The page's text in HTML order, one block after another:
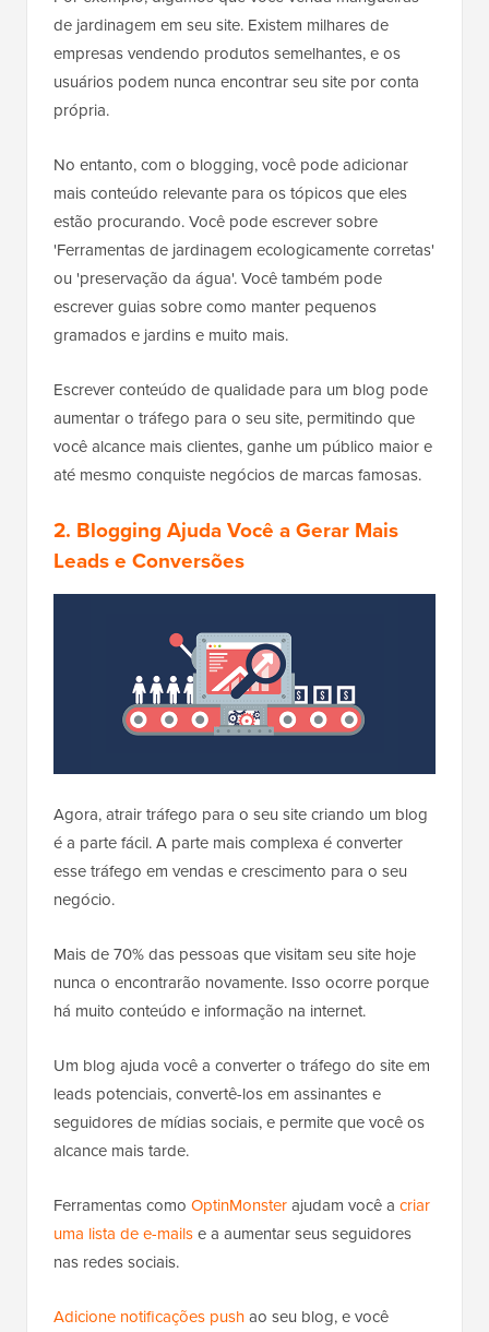
de jardinagem em seu site. Existem milhares de
empresas vendendo produtos semelhantes, e os
usuários podem nunca encontrar seu site por conta
própria.
No entanto, com o blogging, você pode adicionar
mais conteúdo relevante para os tópicos que eles
estão procurando. Você pode escrever sobre
'Ferramentas de jardinagem ecologicamente corretas'
ou 'preservação da água'. Você também pode
escrever guias sobre como manter pequenos
gramados e jardins e muito mais.
Escrever conteúdo de qualidade para um blog pode
aumentar o tráfego para o seu site, permitindo que
você alcance mais clientes, ganhe um público maior e
até mesmo conquiste negócios de marcas famosas.
2. Blogging Ajuda Você a Gerar Mais
Leads e Conversões
Agora, atrair tráfego para o seu site criando um blog
é a parte fácil. A parte mais complexa é converter
esse tráfego em vendas e crescimento para o seu
negócio.
Mais de 70% das pessoas que visitam seu site hoje
nunca o encontrarão novamente. Isso ocorre porque
há muito conteúdo e informação na internet.
Um blog ajuda você a converter o tráfego do site em
leads potenciais, convertê-los em assinantes e
seguidores de mídias sociais, e permite que você os
alcance mais tarde.
Ferramentas como OptinMonsterajudam você a criar
uma lista de e-mailse a aumentar seus seguidores
nas redes sociais.
Adicione notificações pushao seu blog, e você